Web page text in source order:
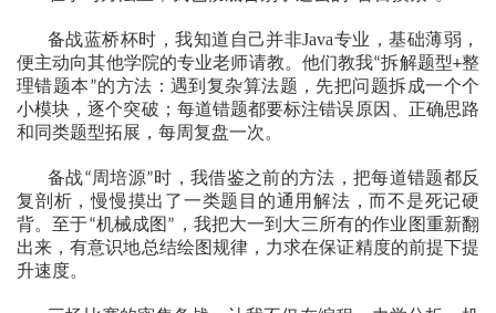
备战蓝桥杯时，我知道自己并非Java专业，基础薄弱，
便主动向其他学院的专业老师请教。他们教我“拆解题型+整
理错题本”的方法：遇到复杂算法题，先把问题拆成一个个
小模块，逐个突破；每道错题都要标注错误原因、正确思路
和同类题型拓展，每周复盘一次。
备战“周培源”时，我借鉴之前的方法，把每道错题都反
复剖析，慢慢摸出了一类题目的通用解法，而不是死记硬
背。至于“机械成图 ” ，我把大一到大三所有的作业图重新翻
出来，有意识地总结绘图规律，力求在保证精度的前提下提
升速度。